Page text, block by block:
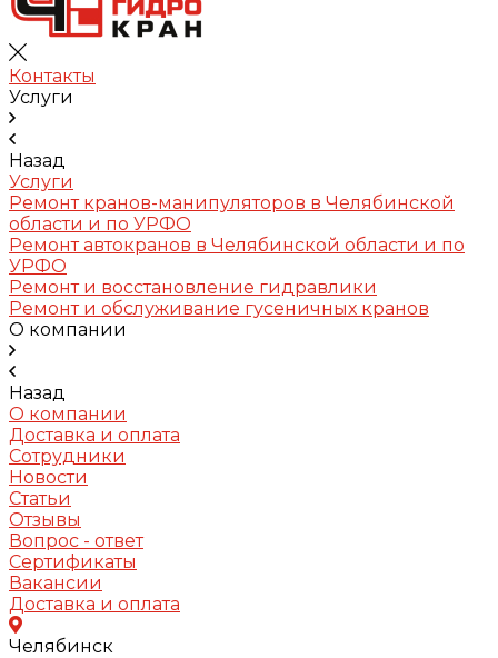
Контакты
Услуги
Назад
Услуги
Ремонт кранов-манипуляторов в Челябинской
области и по УРФО
Ремонт автокранов в Челябинской области и по
УРФО
Ремонт и восстановление гидравлики
Ремонт и обслуживание гусеничных кранов
О компании
Назад
О компании
Доставка и оплата
Сотрудники
Новости
Статьи
Отзывы
Вопрос - ответ
Сертификаты
Вакансии
Доставка и оплата
Челябинск